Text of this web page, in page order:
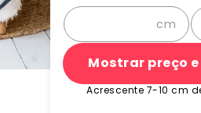
cm
Mostrar preço
Acrescente 7-10 cm